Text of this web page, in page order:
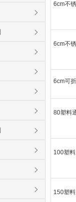
6cm不
6cm不
6cm可
80塑料
100塑
150塑